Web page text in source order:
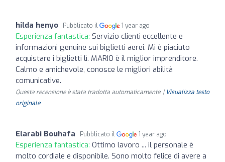
hilda henyo Pubblicato il 1 year ago
Esperienza fantastica: Servizio clienti eccellente e
informazioni genuine sui biglietti aerei. Mi è piaciuto
acquistare i biglietti lì. MARIO è il miglior imprenditore.
Calmo e amichevole, conosce le migliori abilità
comunicative.
Questa recensione è stata tradotta automaticamente. | Visualizza testo
originale
Elarabi Bouhafa Pubblicato il 1 year ago
Esperienza fantastica: Ottimo lavoro ... il personale è
molto cordiale e disponibile. Sono molto felice di avere a